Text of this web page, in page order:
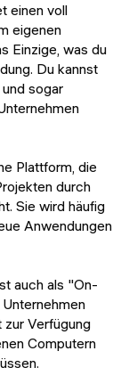
einen voll
eigenen
Einzige, was du
Du kannst
sogar
Plattform, die
durch
Sie wird häufig
Anwendungen
auch als "On-
Verfügung
Computern